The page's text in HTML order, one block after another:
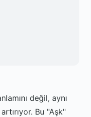
değil, aynı
Bu "Aşk"